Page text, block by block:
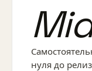
нуля до